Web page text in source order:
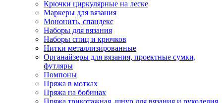
Крючки циркулярные на леске
Маркеры для вязания
Мононить, спандекс
Наборы для вязания
Наборы спиц и крючков
Нитки металлизированные
Органайзеры для вязания, проектные сумки,
футляры
Помпоны
Пряжа в мотках
Пряжа на бобинах
Пряжа трикотажная, шнур для вязания и рукоделия